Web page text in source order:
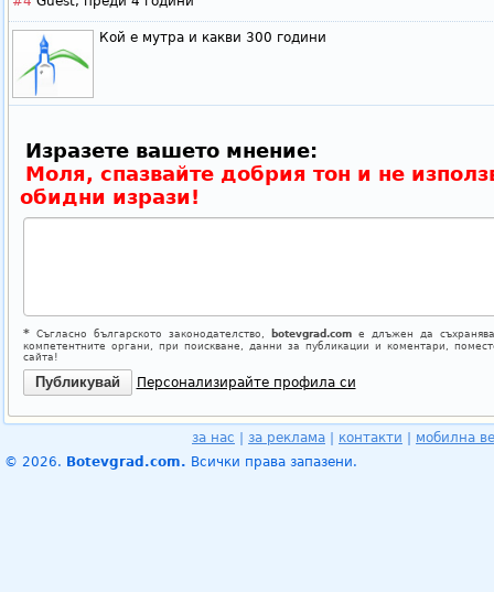
Кой е мутра и какви 300 години
Изразете вашето мнение:
Моля, спазвайте добрия тон и не
обидни изрази!
*Съгласно българското законодателство, botevgrad.comе длъжен да
компетентните органи, при поискване, данни за публикации и коментари,
сайта!
Персонализирайте профила си
за нас за реклама контакти
мобилна
© 2026. Botevgrad.com. Всички права запазени.